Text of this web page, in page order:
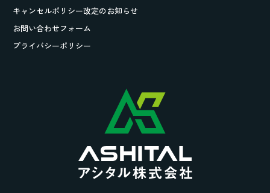
キャンセルポリシー改定のお知らせ
お問い合わせフォーム
プライバシーポリシー